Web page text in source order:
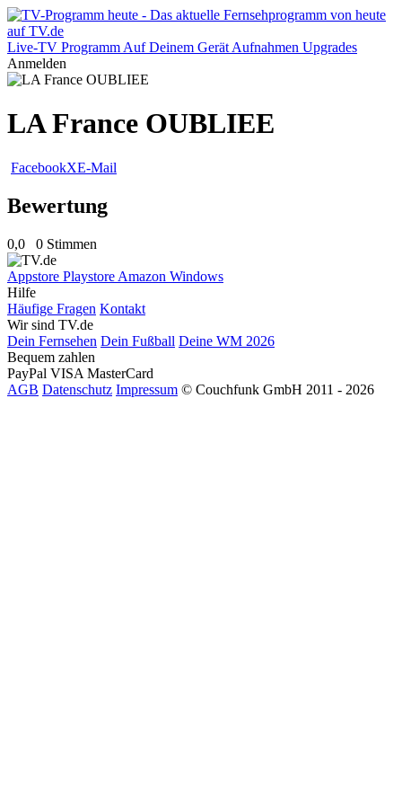
Live-TV Programm Auf Deinem Gerät Aufnahmen Upgrades
Anmelden
LA France OUBLIEE
FacebookXE-Mail
Bewertung
0,0 0 Stimmen
Appstore Playstore Amazon Windows
Hilfe
Häufige Fragen Kontakt
Wir sind TV.de
Dein Fernsehen Dein Fußball Deine WM 2026
Bequem zahlen
PayPal VISA MasterCard
AGB Datenschutz Impressum © Couchfunk GmbH 2011 - 2026